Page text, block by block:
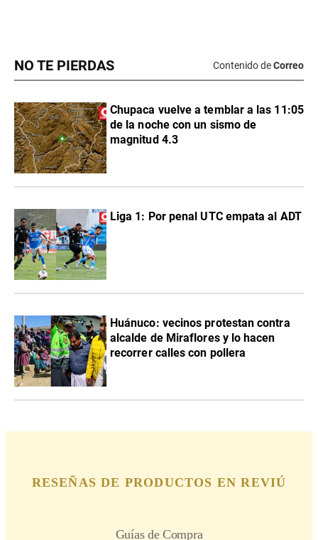
NO TE PIERDAS Contenido deCorreo
Chupaca vuelve a temblar a las 11:05
de la noche con un sismo de
magnitud 4.3
Liga 1: Por penal UTC empata al ADT
Huánuco: vecinos protestan contra
alcalde de Miraflores y lo hacen
recorrer calles con pollera